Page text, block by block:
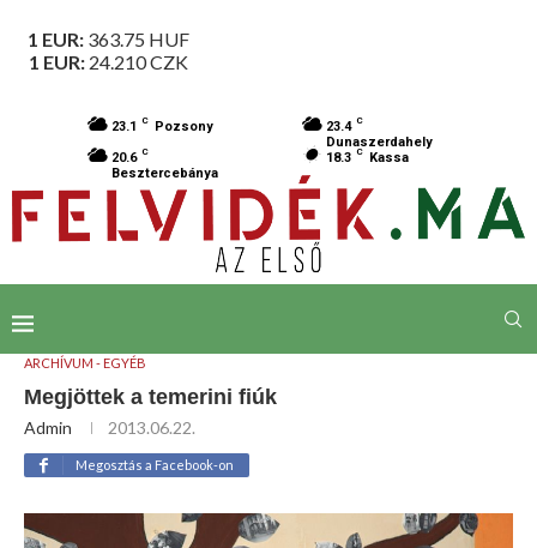
1 EUR: 363.75 HUF
1 EUR: 24.210CZK
23.1 C Pozsony 23.4 C
Dunaszerdahely
20.6 C
Besztercebánya
18.3 C Kassa
ARCHÍVUM - EGYÉB
Megjöttek a temerini fiúk
Admin 2013.06.22.
Megosztás a Facebook-on